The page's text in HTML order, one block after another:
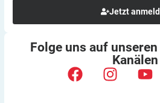
Jetzt
Folge uns auf unseren
Kanälen